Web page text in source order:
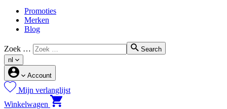
Promoties
Merken
Blog
Zoek …
Search
nl
Account
Mijn verlanglijst
Winkelwagen